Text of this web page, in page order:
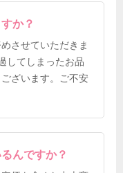
か？
させていただきま
してしまったお品
ざいます。ご不安
んですか？